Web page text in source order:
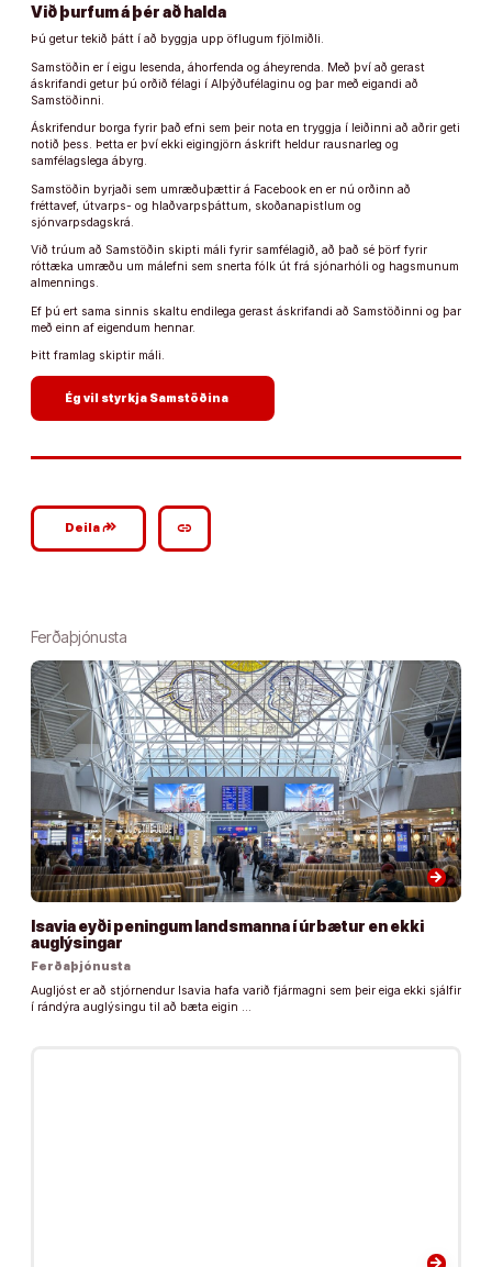
Við þurfum á þér að halda
Þú getur tekið þátt í að byggja upp öflugum fjölmiðli.
Samstöðin er í eigu lesenda, áhorfenda og áheyrenda. Með því að gerast
áskrifandi getur þú orðið félagi í Alþýðufélaginu og þar með eigandi að
Samstöðinni.
Áskrifendur borga fyrir það efni sem þeir nota en tryggja í leiðinni að aðrir geti
notið þess. Þetta er því ekki eigingjörn áskrift heldur rausnarleg og
samfélagslega ábyrg.
Samstöðin byrjaði sem umræðuþættir á Facebook en er nú orðinn að
fréttavef, útvarps- og hlaðvarpsþáttum, skoðanapistlum og
sjónvarpsdagskrá.
Við trúum að Samstöðin skipti máli fyrir samfélagið, að það sé þörf fyrir
róttæka umræðu um málefni sem snerta fólk út frá sjónarhóli og hagsmunum
almennings.
Ef þú ert sama sinnis skaltu endilega gerast áskrifandi að Samstöðinni og þar
með einn af eigendum hennar.
Þitt framlag skiptir máli.
Ég vil styrkja Samstöðina
Deilagoogle_plus_reshare link
Ferðaþjónusta
arrow_forward
Isavia eyði peningum landsmanna í úrbætur en ekki
auglýsingar
Ferðaþjónusta
Augljóst er að stjórnendur Isavia hafa varið fjármagni sem þeir eiga ekki sjálfir
í rándýra auglýsingu til að bæta eigin …
arrow_forward